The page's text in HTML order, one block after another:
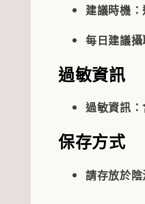
建議時機
每日建議
過敏資訊
過敏資訊
保存方式
請存放於